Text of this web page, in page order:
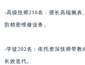
-高级技师210名：擅长高端腕表
阶精密维修业务。
-学徒202名：依托资深技师带教
长效迭代。